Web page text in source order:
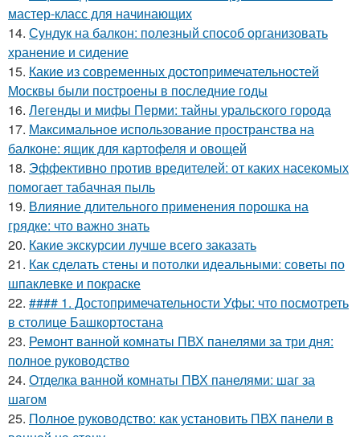
мастер-класс для начинающих
14. Сундук на балкон: полезный способ организовать
хранение и сидение
15. Какие из современных достопримечательностей
Москвы были построены в последние годы
16. Легенды и мифы Перми: тайны уральского города
17. Максимальное использование пространства на
балконе: ящик для картофеля и овощей
18. Эффективно против вредителей: от каких насекомых
помогает табачная пыль
19. Влияние длительного применения порошка на
грядке: что важно знать
20. Какие экскурсии лучше всего заказать
21. Как сделать стены и потолки идеальными: советы по
шпаклевке и покраске
22. #### 1. Достопримечательности Уфы: что посмотреть
в столице Башкортостана
23. Ремонт ванной комнаты ПВХ панелями за три дня:
полное руководство
24. Отделка ванной комнаты ПВХ панелями: шаг за
шагом
25. Полное руководство: как установить ПВХ панели в